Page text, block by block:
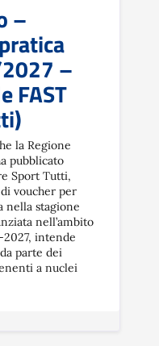
–
–
FAST
la Regione
pubblicato
Sport Tutti,
voucher per
nella stagione
nell’ambito
2027, intende
parte dei
a nuclei